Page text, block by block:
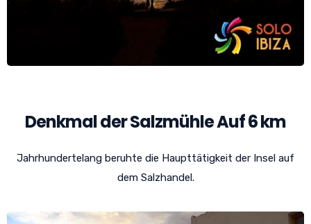
Denkmal der Salzmühle Auf 6 km
Jahrhundertelang beruhte die Haupttätigkeit der Insel auf
dem Salzhandel.